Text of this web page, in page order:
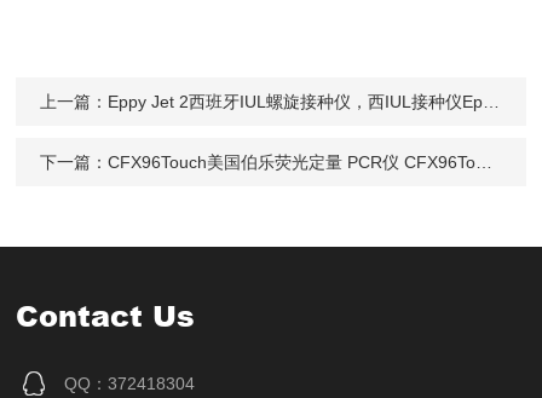
上一篇： Eppy Jet 2西班牙IUL螺旋接种仪，西IUL接种仪Eppy Jet 2价格/西班牙IUL接种仪北京理
下一篇：CFX96Touch美国伯乐荧光定量 PCR仪 CFX96Touch
Contact Us
QQ：372418304